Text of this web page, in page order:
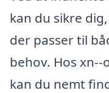
kan du sikre
der passer til
behov. Hos
kan du nemt